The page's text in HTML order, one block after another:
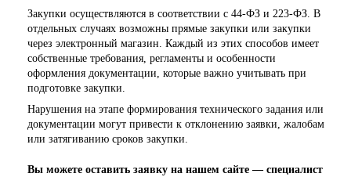
Закупки осуществляются в соответствии с 44-ФЗ и 223-ФЗ. В
отдельных случаях возможны прямые закупки или закупки
через электронный магазин. Каждый из этих способов имеет
собственные требования, регламенты и особенности
оформления документации, которые важно учитывать при
подготовке закупки.
Нарушения на этапе формирования технического задания или
документации могут привести к отклонению заявки, жалобам
или затягиванию сроков закупки.
Вы можете оставить заявку на нашем сайте — специалист